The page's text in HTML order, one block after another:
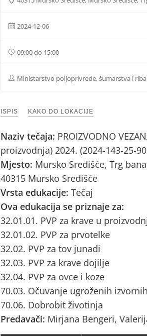
2024-12-06
09:00 do 15:00
Ministarstvo poljoprivrede, šumarstva i
ISPIS KAKO DO LOKACIJE
Naziv tečaja: PROIZVODNO
proizvodnja) 2024. (2024-143-25-
Mjesto: Mursko Središće, Trg
40315 Mursko Središće
Vrsta edukacije: Tečaj
Ova edukacija se priznaje za:
32.01.01. PVP za krave u
32.01.02. PVP za prvotelke
32.02. PVP za tov junadi
32.03. PVP za krave dojilje
32.04. PVP za ovce i koze
70.03. Očuvanje ugroženih
70.06. Dobrobit životinja
Predavači: Mirjana Bengeri,